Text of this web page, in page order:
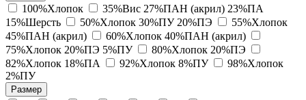
100%Хлопок
35%Вис 27%ПАН (акрил) 23%ПА
15%Шерсть
50%Хлопок 30%ПУ 20%ПЭ
55%Хлопок
45%ПАН (акрил)
60%Хлопок 40%ПАН (акрил)
75%Хлопок 20%ПЭ 5%ПУ
80%Хлопок 20%ПЭ
82%Хлопок 18%ПА
92%Хлопок 8%ПУ
98%Хлопок
2%ПУ
Размер